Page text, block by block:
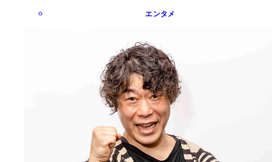
エンタメ